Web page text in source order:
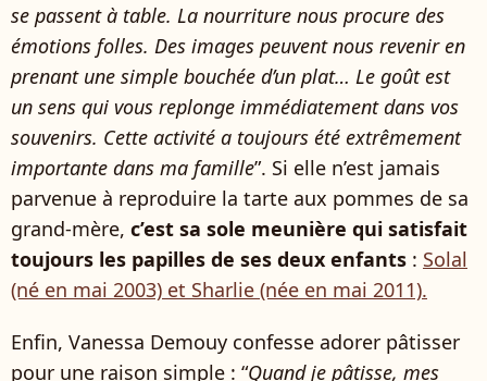
se passent à table. La nourriture nous procure des
émotions folles. Des images peuvent nous revenir en
prenant une simple bouchée d’un plat… Le goût est
un sens qui vous replonge immédiatement dans vos
souvenirs. Cette activité a toujours été extrêmement
importante dans ma famille”. Si elle n’est jamais
parvenue à reproduire la tarte aux pommes de sa
grand-mère, c’est sa sole meunière qui satisfait
toujours les papilles de ses deux enfants : Solal
(né en mai 2003) et Sharlie (née en mai 2011).
Enfin, Vanessa Demouy confesse adorer pâtisser
pour une raison simple : “Quand je pâtisse, mes